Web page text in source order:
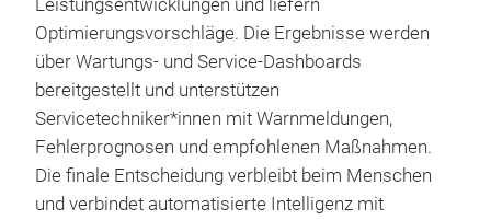
Leistungsentwicklungen und liefern
Optimierungsvorschläge. Die Ergebnisse werden
über Wartungs- und Service-Dashboards
bereitgestellt und unterstützen
Servicetechniker*innen mit Warnmeldungen,
Fehlerprognosen und empfohlenen Maßnahmen.
Die finale Entscheidung verbleibt beim Menschen
und verbindet automatisierte Intelligenz mit